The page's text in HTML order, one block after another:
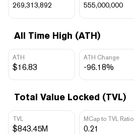
269,313,892 555,000,000
All Time High (ATH)
ATH
$16.83
ATH Change
-96.18%
Total Value Locked (TVL)
TVL
$843.45M
MCap to TVL Ratio
0.21